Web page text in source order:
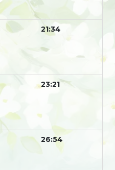
21:34
23:21
26:54